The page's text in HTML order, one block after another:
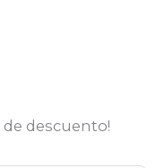
de descuento!